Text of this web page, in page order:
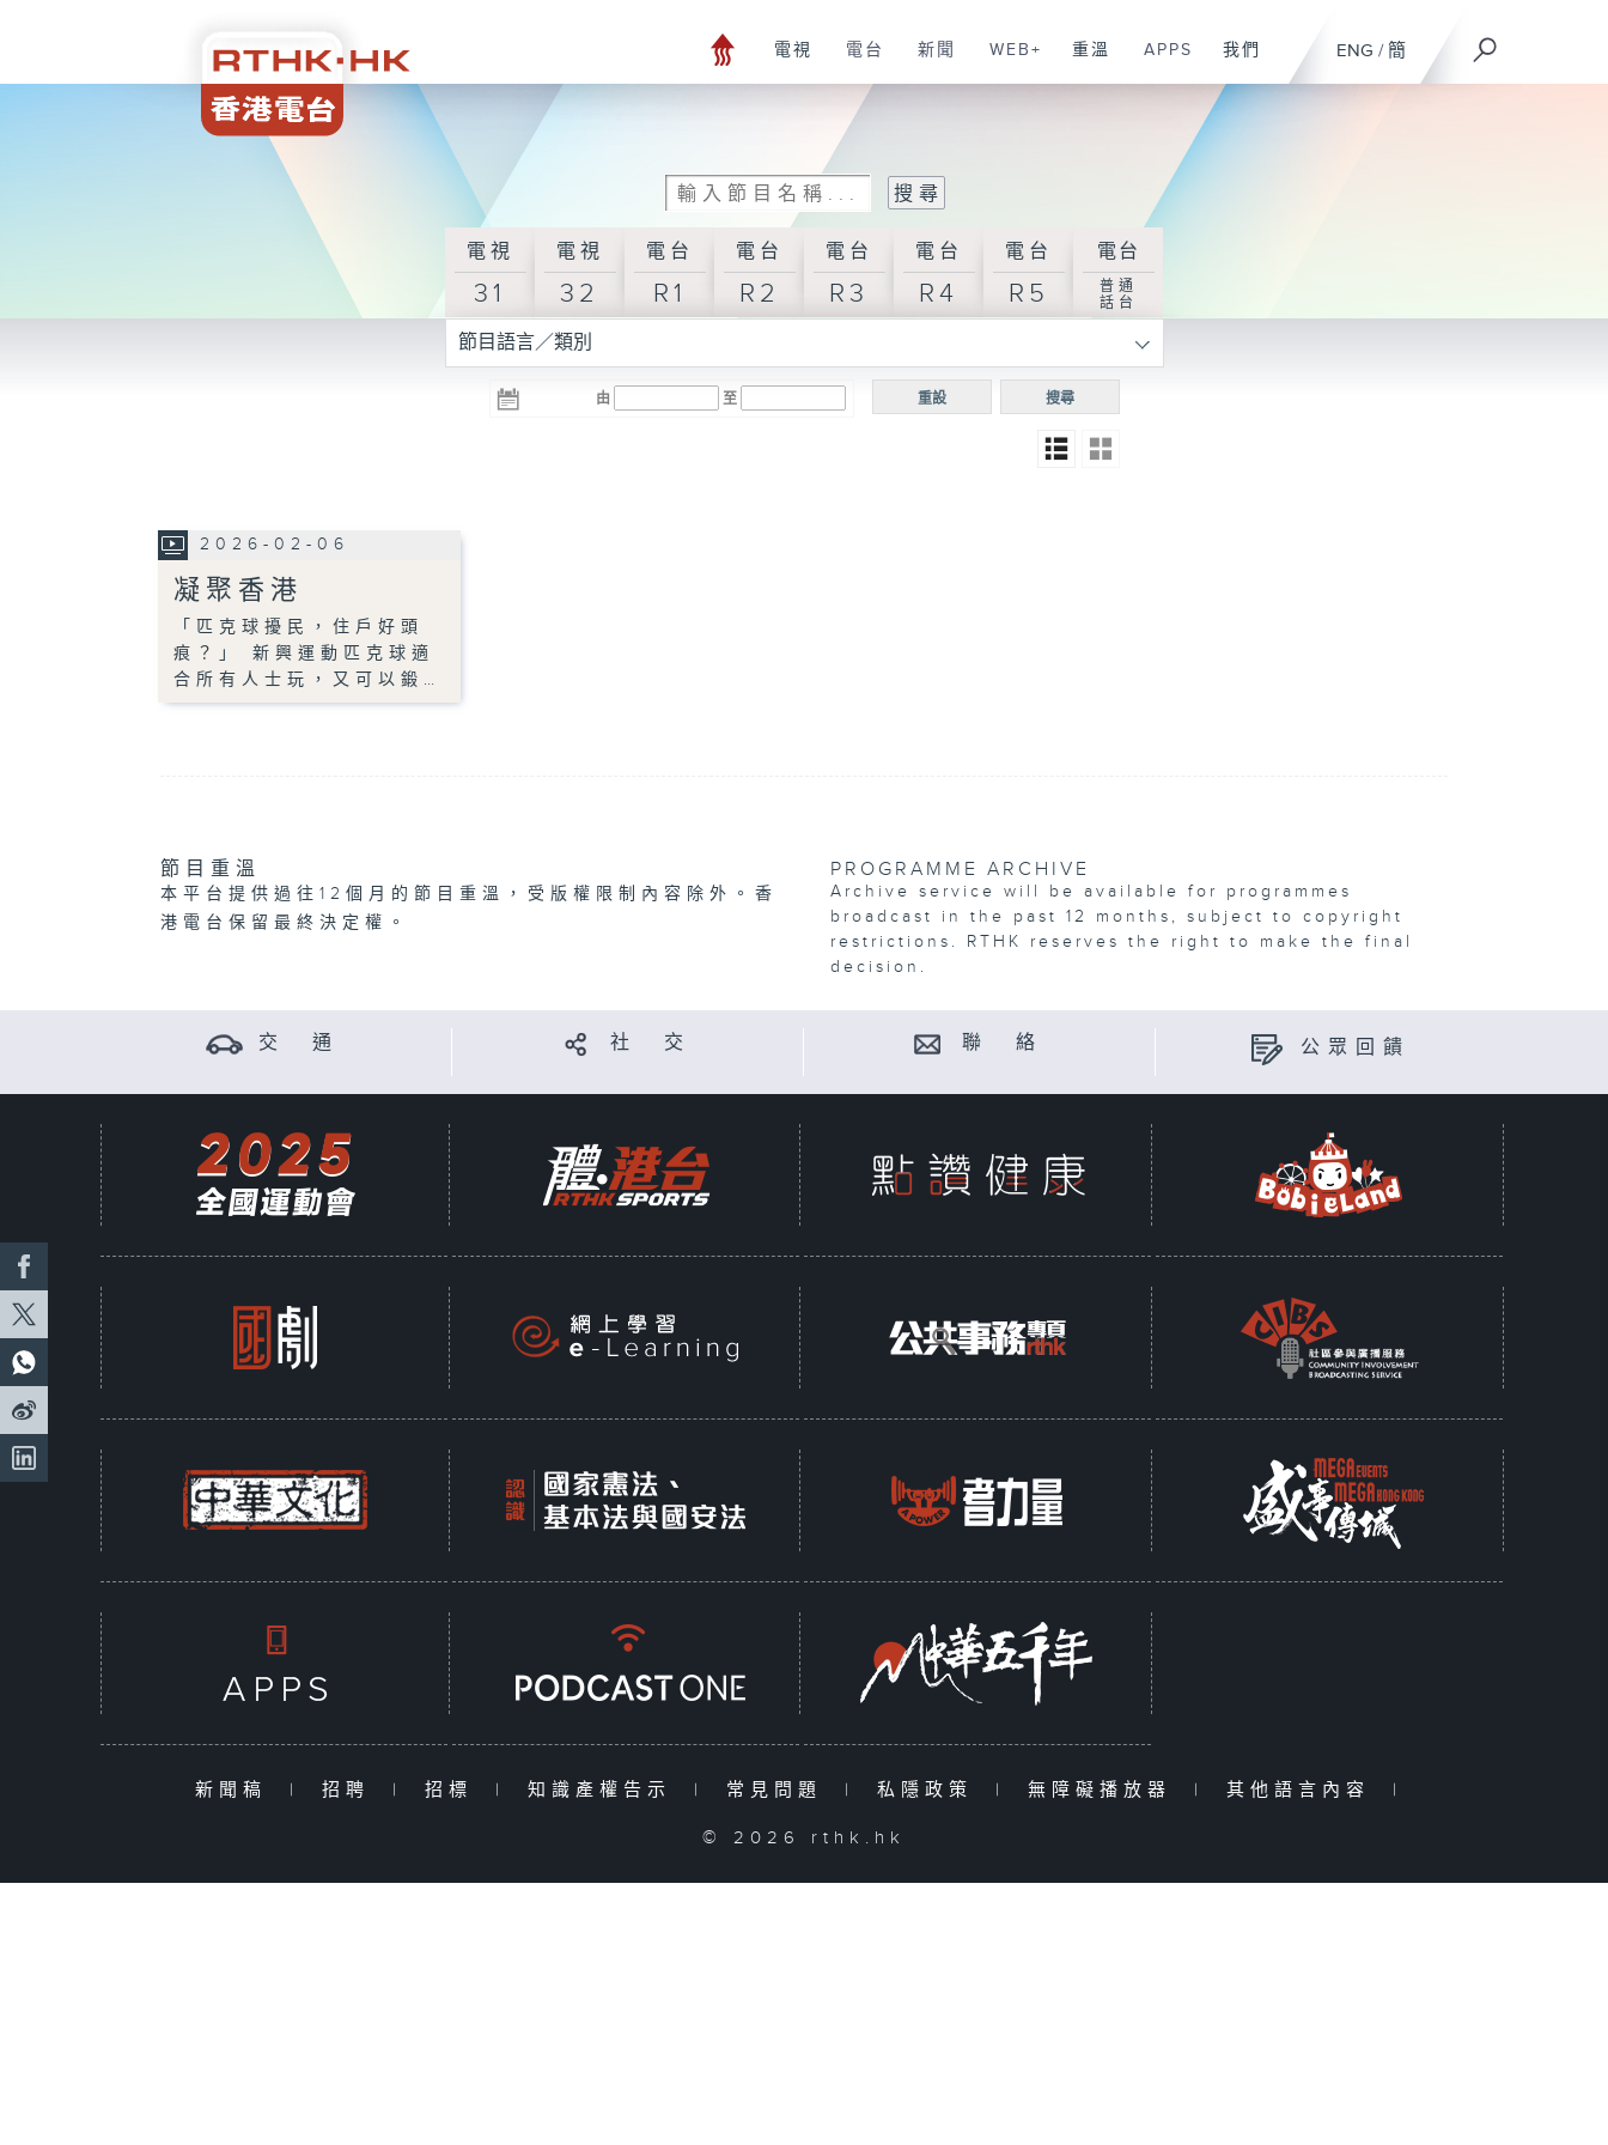
ENG / 簡
電視 電台 新聞 WEB+ 重溫 APPS 我們
電視
31
電視
32
電台
R1
電台
R2
電台
R3
電台
R4
電台
R5
電台
普通
話台
節目語言／類別
由 至 搜尋
重設
2026-02-06
凝聚香港
「匹克球擾民，住戶好頭
痕？」 新興運動匹克球適
合所有人士玩，又可以鍛…
節目重溫
本平台提供過往12個月的節目重溫，受版權限制內容除外。香
港電台保留最終決定權。
PROGRAMME ARCHIVE
Archive service will be available for programmes
broadcast in the past 12 months, subject to copyright
restrictions. RTHK reserves the right to make the final
decision.
交 通 社 交 聯 絡 公眾回饋
新聞稿 | 招聘 | 招標 | 知識產權告示 | 常見問題 | 私隱政策 | 無障礙播放器 | 其他語言內容 |
© 2026 rthk.hk